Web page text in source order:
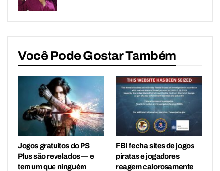
Você Pode Gostar Também
Jogos gratuitos do PS
Plus são revelados — e
tem um que ninguém
FBI fecha sites de jogos
piratas e jogadores
reagem calorosamente